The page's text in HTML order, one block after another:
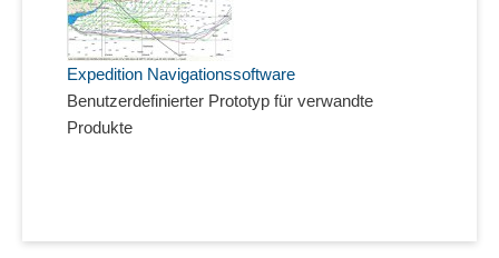
Expedition Navigationssoftware
Benutzerdefinierter Prototyp für verwandte
Produkte